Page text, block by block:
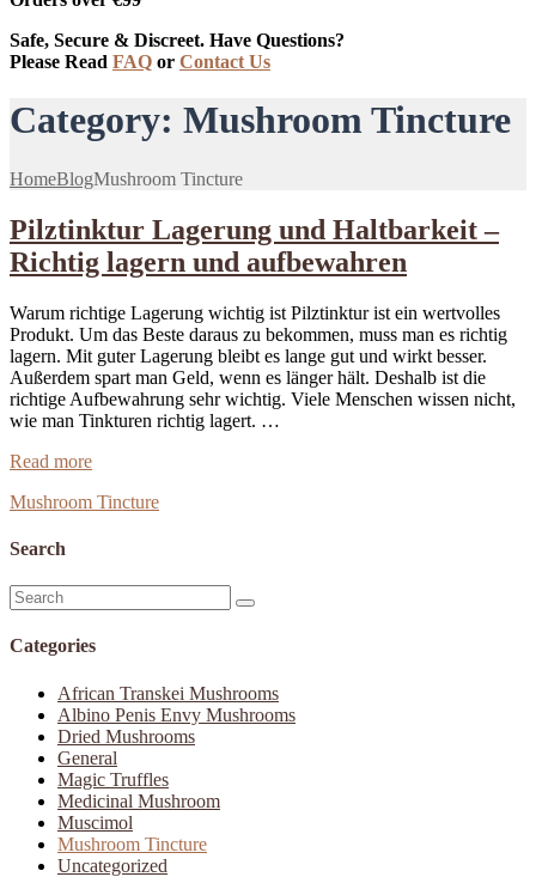
Safe, Secure & Discreet. Have Questions?
Please Read FAQ or Contact Us
Category: Mushroom Tincture
HomeBlogMushroom Tincture
Pilztinktur Lagerung und Haltbarkeit –
Richtig lagern und aufbewahren
Warum richtige Lagerung wichtig ist Pilztinktur ist ein wertvolles
Produkt. Um das Beste daraus zu bekommen, muss man es richtig
lagern. Mit guter Lagerung bleibt es lange gut und wirkt besser.
Außerdem spart man Geld, wenn es länger hält. Deshalb ist die
richtige Aufbewahrung sehr wichtig. Viele Menschen wissen nicht,
wie man Tinkturen richtig lagert. …
Read morePilztinktur
und
lagern
und
Mushroom Tincture
Search
Search
for:
Categories
African Transkei Mushrooms
Albino Penis Envy Mushrooms
Dried Mushrooms
General
Magic Truffles
Medicinal Mushroom
Muscimol
Mushroom Tincture
Uncategorized